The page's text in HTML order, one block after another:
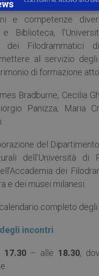
nasce
e competenze
e Biblioteca,
dei Filodrammatici
al servizio
di formazione
Bradburne, Cecilia
Panizza, Maria
del
dell’Università di
dei
e dei musei milanesi.
completo degli
incontri
17.30 – alle 18.30,